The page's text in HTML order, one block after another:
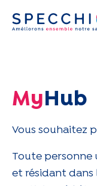
My Hub
Vous souhaitez
Toute personne
et résidant dans